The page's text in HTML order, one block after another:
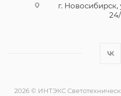
г.
2026 © ИНТЭКС